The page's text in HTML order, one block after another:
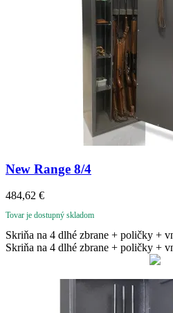
New Range 8/4
484,62 €
Tovar je dostupný skladom
Skriňa na 4 dlhé zbrane + poličky +
Skriňa na 4 dlhé zbrane + poličky +